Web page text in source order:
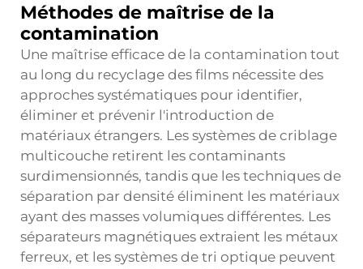
Méthodes de maîtrise de la
contamination
Une maîtrise efficace de la contamination tout
au long du recyclage des films nécessite des
approches systématiques pour identifier,
éliminer et prévenir l'introduction de
matériaux étrangers. Les systèmes de criblage
multicouche retirent les contaminants
surdimensionnés, tandis que les techniques de
séparation par densité éliminent les matériaux
ayant des masses volumiques différentes. Les
séparateurs magnétiques extraient les métaux
ferreux, et les systèmes de tri optique peuvent